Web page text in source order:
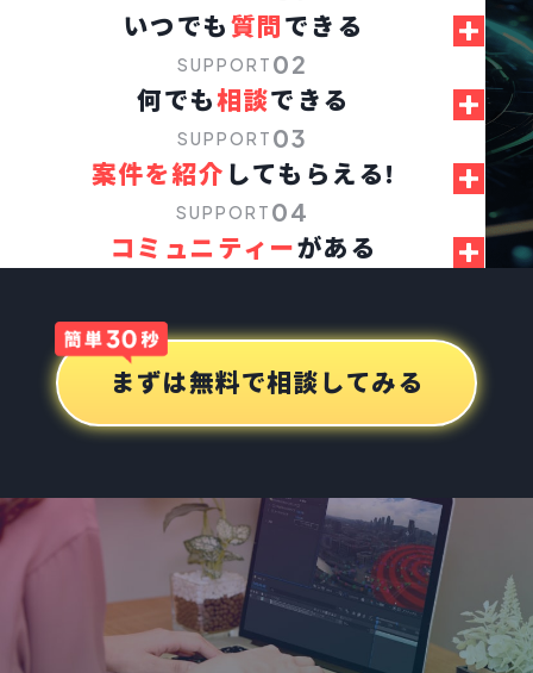
いつでも質問できる
SUPPORT 02
何でも相談できる
SUPPORT 03
案件を紹介 してもらえる!
SUPPORT 04
コミュニティーがある
まずは無料で相談してみる